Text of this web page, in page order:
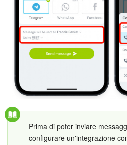
Prima di poter inviare
configurare un'integrazione